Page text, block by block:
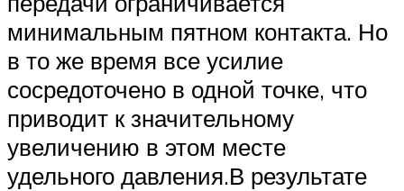
минимальным пятном контакта. Но
в то же время все усилие
сосредоточено в одной точке, что
приводит к значительному
увеличению в этом месте
удельного давления.В результате